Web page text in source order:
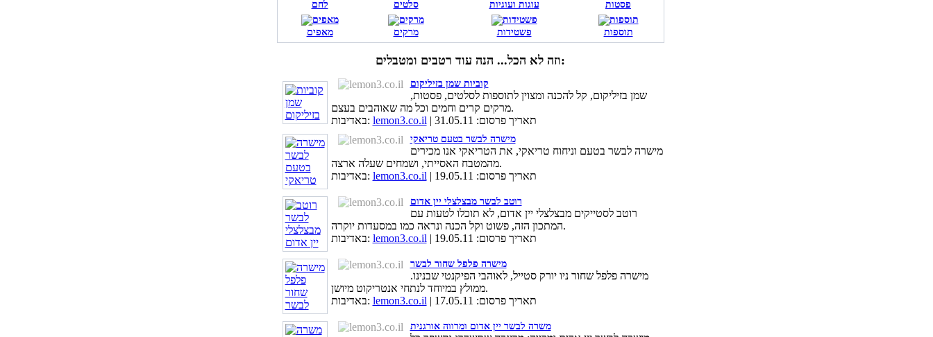
לחם סלטים עוגות ועוגיות פסטות
מאפים מרקים פשטידות תוספות
וזה לא הכל... הנה עוד רטבים ומטבלים:
קוביות שמן בזיליקום
שמן בזיליקום, קל להכנה ומצוין לתוספות לסלטים, פסטות,
מרקים קרים וחמים וכל מה שאוהבים בעצם.
באדיבות: lemon3.co.il | תאריך פרסום: 31.05.11
מישרה לבשר בטעם טריאקי
מישרה לבשר בטעם וניחוח טריאקי, את הטריאקי אנו מכירים
מהמטבח האסייתי, ושמחים שעלה ארצה.
באדיבות: lemon3.co.il | תאריך פרסום: 19.05.11
רוטב לבשר מבצלצלי יין אדום
רוטב לסטייקים מבצלצלי יין אדום, לא תוכלו לטעות עם
המתכון הזה, פשוט וקל הכנה ונראה כמו במסעדות יוקרה.
באדיבות: lemon3.co.il | תאריך פרסום: 19.05.11
מישרה פלפל שחור לבשר
מישרה פלפל שחור ניו יורק סטייל, לאוהבי הפיקנטי שבנינו.
ממולץ במיוחד לנתחי אנטריקוט מיושן.
באדיבות: lemon3.co.il | תאריך פרסום: 17.05.11
משרה לבשר יין אדום ומרווה אורגנית